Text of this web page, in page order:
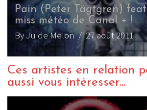
Pain (Peter Tägtgren)
miss météo de Canal + !
By Ju de Melon/ 27 août 2011
Ces artistes en relation
aussi vous intéresser...